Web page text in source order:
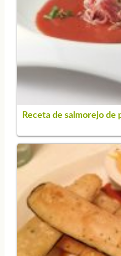
Receta de salmorejo de